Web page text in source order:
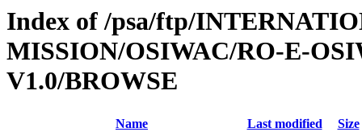
Index of /psa/ftp/
MISSION/OSIWAC/RO-E-
V1.0/BROWSE
Name Last modified Size